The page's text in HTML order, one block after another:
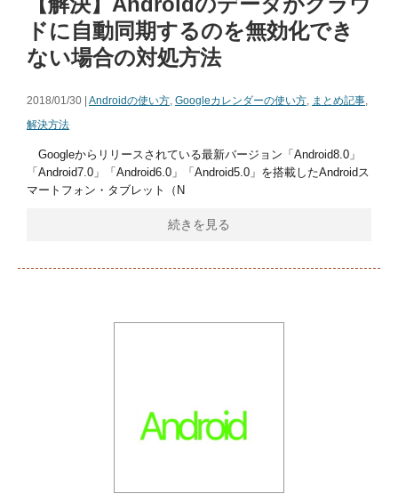
ドに自動同期するのを無効化でき
ない場合の対処方法
2018/01/30 | Androidの使い方, Googleカレンダーの使い方, まとめ記事,
解決方法
Googleからリリースされている最新バージョン「Android8.0」
「Android7.0」「Android6.0」「Android5.0」を搭載したAndroidス
マートフォン・タブレット（N
続きを見る